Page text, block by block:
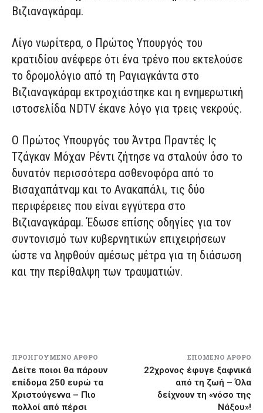
Βιζιαναγκάραμ.
Λίγο νωρίτερα, ο Πρώτος Υπουργός του
κρατιδίου ανέφερε ότι ένα τρένο που εκτελούσε
το δρομολόγιο από τη Ραγιαγκάντα στο
Βιζιαναγκάραμ εκτροχιάστηκε και η ενημερωτική
ιστοσελίδα NDTV έκανε λόγο για τρεις νεκρούς.
Ο Πρώτος Υπουργός του Άντρα Πραντές Ις
Τζάγκαν Μόχαν Ρέντι ζήτησε να σταλούν όσο το
δυνατόν περισσότερα ασθενοφόρα από το
Βισαχαπάτναμ και το Ανακαπάλι, τις δύο
περιφέρειες που είναι εγγύτερα στο
Βιζιαναγκάραμ. Έδωσε επίσης οδηγίες για τον
συντονισμό των κυβερνητικών επιχειρήσεων
ώστε να ληφθούν αμέσως μέτρα για τη διάσωση
και την περίθαλψη των τραυματιών.
ΠΡΟΗΓΟΎΜΕΝΟ ΆΡΘΡΟ
Δείτε ποιοι θα πάρουν
επίδομα 250 ευρώ τα
Χριστούγεννα – Πιο
πολλοί από πέρσι
ΕΠΌΜΕΝΟ ΆΡΘΡΟ
22χρονος έφυγε ξαφνικά
από τη ζωή – Όλα
δείχνουν τη «νόσο της
Νάξου»!